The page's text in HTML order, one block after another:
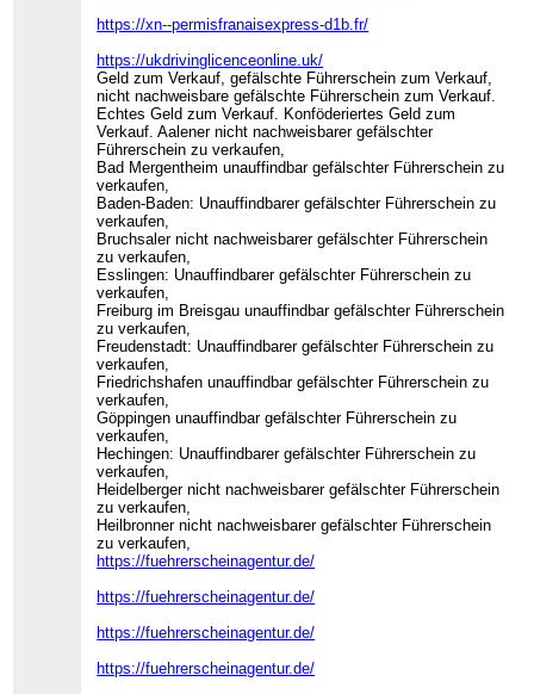
https://xn--permisfranaisexpress-d1b.fr/
https://ukdrivinglicenceonline.uk/
Geld zum Verkauf, gefälschte Führerschein zum Verkauf,
nicht nachweisbare gefälschte Führerschein zum Verkauf.
Echtes Geld zum Verkauf. Konföderiertes Geld zum
Verkauf. Aalener nicht nachweisbarer gefälschter
Führerschein zu verkaufen,
Bad Mergentheim unauffindbar gefälschter Führerschein zu
verkaufen,
Baden-Baden: Unauffindbarer gefälschter Führerschein zu
verkaufen,
Bruchsaler nicht nachweisbarer gefälschter Führerschein
zu verkaufen,
Esslingen: Unauffindbarer gefälschter Führerschein zu
verkaufen,
Freiburg im Breisgau unauffindbar gefälschter Führerschein
zu verkaufen,
Freudenstadt: Unauffindbarer gefälschter Führerschein zu
verkaufen,
Friedrichshafen unauffindbar gefälschter Führerschein zu
verkaufen,
Göppingen unauffindbar gefälschter Führerschein zu
verkaufen,
Hechingen: Unauffindbarer gefälschter Führerschein zu
verkaufen,
Heidelberger nicht nachweisbarer gefälschter Führerschein
zu verkaufen,
Heilbronner nicht nachweisbarer gefälschter Führerschein
zu verkaufen,
https://fuehrerscheinagentur.de/
https://fuehrerscheinagentur.de/
https://fuehrerscheinagentur.de/
https://fuehrerscheinagentur.de/